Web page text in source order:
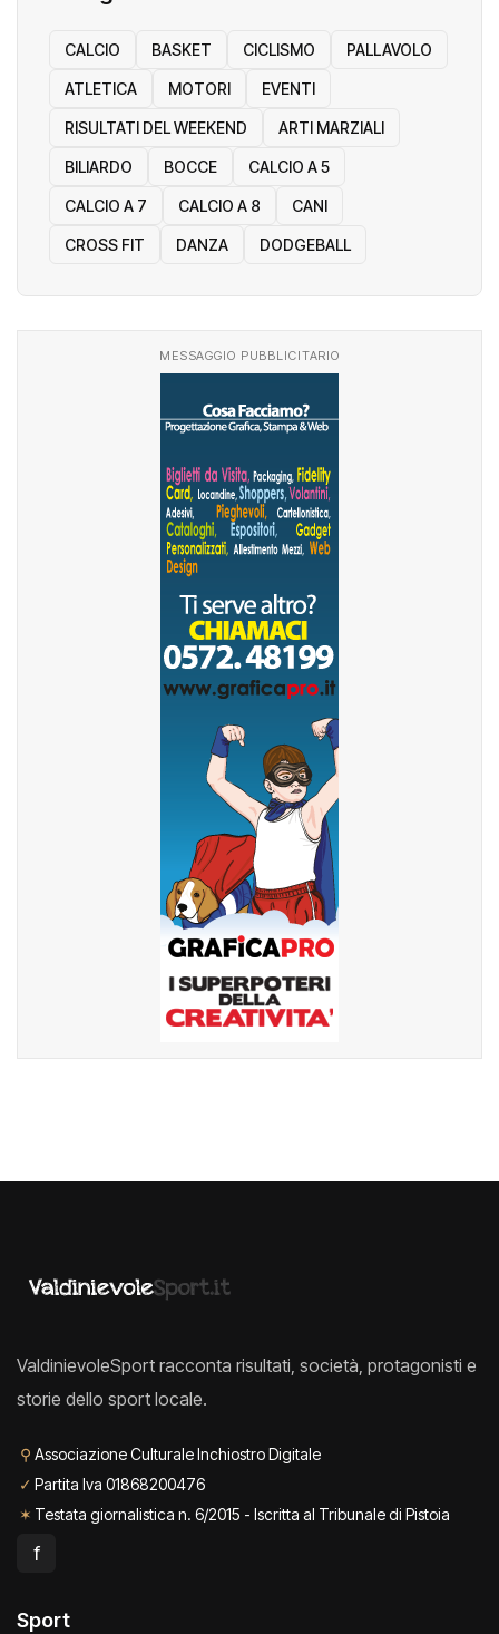
CALCIO BASKET CICLISMO PALLAVOLO
ATLETICA MOTORI EVENTI
RISULTATI DEL WEEKEND ARTI MARZIALI
BILIARDO BOCCE CALCIO A 5
CALCIO A 7 CALCIO A 8 CANI
CROSS FIT DANZA DODGEBALL
MESSAGGIO PUBBLICITARIO
ValdinievoleSport racconta risultati, società, protagonisti e
storie dello sport locale.
⚲ Associazione Culturale Inchiostro Digitale
✓ Partita Iva 01868200476
✶ Testata giornalistica n. 6/2015 - Iscritta al Tribunale di Pistoia
f
Sport